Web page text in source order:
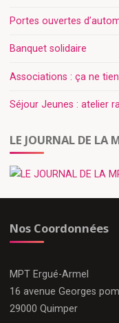
Portes ouvertes
Banquet solidaire
Associations : ça ne
Séjour Jeunes : atelier
LE JOURNAL DE LA
Nos Coordonnées
MPT Ergué-Armel
16 avenue Georges
29000 Quimper